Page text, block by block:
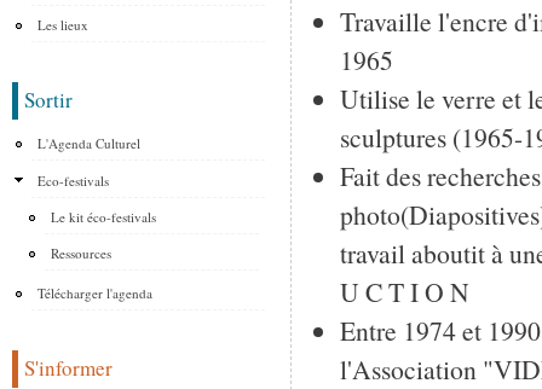
Les lieux
Sortir
L'Agenda Culturel
Eco-festivals
Le kit éco-festivals
Ressources
Télécharger l'agenda
S'informer
Travaille l'encre
1965
Utilise le verre et
sculptures (1965-
Fait des
travail aboutit à
U C T I O N
Entre 1974 et
l'Association